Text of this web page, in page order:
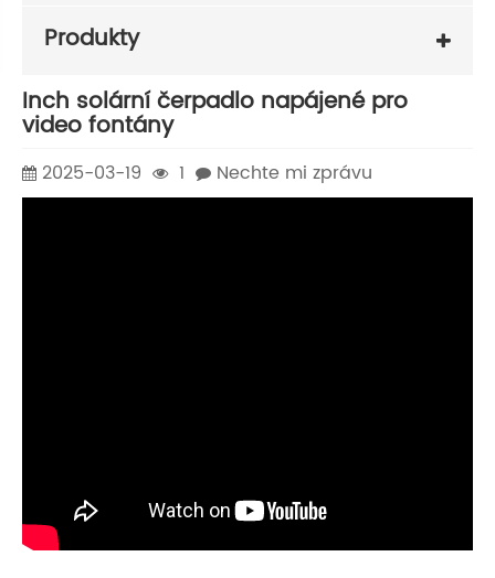
Produkty
Inch solární čerpadlo napájené pro
video fontány
2025-03-19 1 Nechte mi zprávu